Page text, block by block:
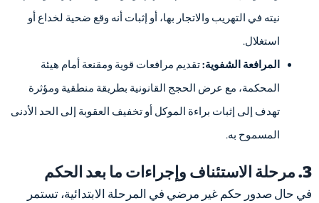
نيته في التهريب والاتجار بها، أو إثبات أنه وقع ضحية لخداع أو
استغلال.
المرافعة الشفوية:تقديم مرافعات قوية ومقنعة أمام هيئة
المحكمة، مع عرض الحجج القانونية بطريقة منطقية ومؤثرة
تهدف إلى إثبات براءة الموكل أو تخفيف العقوبة إلى الحد الأدنى
المسموح به.
3. مرحلة الاستئناف وإجراءات ما بعد الحكم
في حال صدور حكم غير مرضي في المرحلة الابتدائية، تستمر